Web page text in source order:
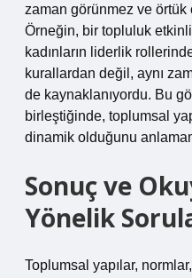
zaman görünmez ve örtük
Örneğin, bir topluluk
kadınların liderlik rollerinde
kurallardan değil, aynı
de kaynaklanıyordu. Bu
birleştiğinde, toplumsal
dinamik olduğunu
Sonuç ve
Yönelik
Toplumsal yapılar,